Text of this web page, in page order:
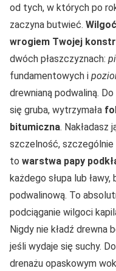
od tych, w których po
zaczyna butwieć.
wrogiem Twojej
dwóch płaszczyznach:
fundamentowych i
drewnianą podwaliną.
się gruba, wytrzymała
bitumiczna. Nakładasz
szczelność, szczególnie
to warstwa papy
każdego słupa lub
podwalinową. To
podciąganie wilgoci
Nigdy nie kładź drewna
jeśli wydaje się suchy.
drenażu opaskowym